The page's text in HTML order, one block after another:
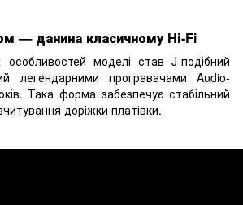
— данина класичному Hi-Fi
моделі став J-подібний
легендарними програвачами Audio-
Така форма забезпечує стабільний
доріжки платівки.